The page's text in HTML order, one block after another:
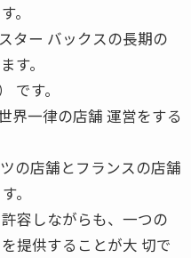
。
ター バックスの長期の
す。
です。
界一律の店舗 運営をする
の店舗とフランスの店舗
。
容しながらも、一つの
提供することが大 切で